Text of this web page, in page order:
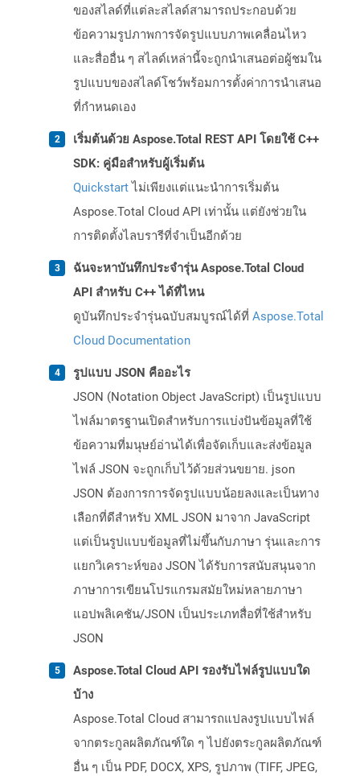
ของสไลด์ที่แต่ละสไลด์สามารถประกอบด้วย
ข้อความรูปภาพการจัดรูปแบบภาพเคลื่อนไหว
และสื่ออื่น ๆ สไลด์เหล่านี้จะถูกนำเสนอต่อผู้ชมใน
รูปแบบของสไลด์โชว์พร้อมการตั้งค่าการนำเสนอ
ที่กำหนดเอง
เริ่มต้นด้วย Aspose.Total REST API โดยใช้ C++
SDK: คู่มือสำหรับผู้เริ่มต้น
Quickstartไม่เพียงแต่แนะนำการเริ่มต้น
Aspose.Total Cloud API เท่านั้น แต่ยังช่วยใน
การติดตั้งไลบรารีที่จำเป็นอีกด้วย
ฉันจะหาบันทึกประจำรุ่น Aspose.Total Cloud
API สำหรับ C++ ได้ที่ไหน
ดูบันทึกประจำรุ่นฉบับสมบูรณ์ได้ที่ Aspose.Total
Cloud Documentation
รูปแบบ JSON คืออะไร
JSON (Notation Object JavaScript) เป็นรูปแบบ
ไฟล์มาตรฐานเปิดสำหรับการแบ่งปันข้อมูลที่ใช้
ข้อความที่มนุษย์อ่านได้เพื่อจัดเก็บและส่งข้อมูล
ไฟล์ JSON จะถูกเก็บไว้ด้วยส่วนขยาย. json
JSON ต้องการการจัดรูปแบบน้อยลงและเป็นทาง
เลือกที่ดีสำหรับ XML JSON มาจาก JavaScript
แต่เป็นรูปแบบข้อมูลที่ไม่ขึ้นกับภาษา รุ่นและการ
แยกวิเคราะห์ของ JSON ได้รับการสนับสนุนจาก
ภาษาการเขียนโปรแกรมสมัยใหม่หลายภาษา
แอปพลิเคชัน/JSON เป็นประเภทสื่อที่ใช้สำหรับ
JSON
Aspose.Total Cloud API รองรับไฟล์รูปแบบใด
บ้าง
Aspose.Total Cloud สามารถแปลงรูปแบบไฟล์
จากตระกูลผลิตภัณฑ์ใด ๆ ไปยังตระกูลผลิตภัณฑ์
อื่น ๆ เป็น PDF, DOCX, XPS, รูปภาพ (TIFF, JPEG,